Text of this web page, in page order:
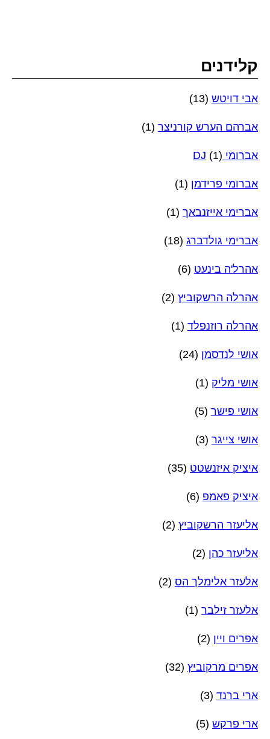
קלידנים
אבי דויטש (13)
אברהם הערש קורניצר (1)
אברומי DJ (1)
אברומי פרידמן (1)
אברימי אייזנבאך (1)
אברימי גולדברג (18)
אהרל'ה בינעט (6)
אהרלה הרשקוביץ (2)
אהרלה רוזנפלד (1)
אושי לנדסמן (24)
אושי מליק (1)
אושי פישר (5)
אושי צייגר (3)
איציק איזנשטט (35)
איציק פאמפ (6)
אליעזר הרשקוביץ (2)
אליעזר כהן (2)
אלעזר אלימלך הס (2)
אלעזר זילבר (1)
אפרים ויין (2)
אפרים מרקוביץ (32)
ארי ברנד (3)
ארי פרקש (5)